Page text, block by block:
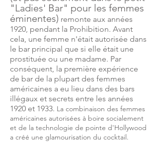
"Ladies' Bar" pour les femmes
éminentes) remonte aux années
1920, pendant la Prohibition. Avant
cela, une femme n'était autorisée dans
le bar principal que si elle était une
prostituée ou une madame. Par
conséquent, la première expérience
de bar de la plupart des femmes
américaines a eu lieu dans des bars
illégaux et secrets entre les années
1920 et 1933. La combinaison des femmes
américaines autorisées à boire socialement
et de la technologie de pointe d'Hollywood
a créé une glamourisation du cocktail.